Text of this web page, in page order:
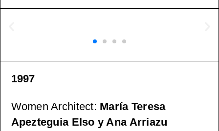
1997
Women Architect: María Teresa
Apezteguia Elso y Ana Arriazu